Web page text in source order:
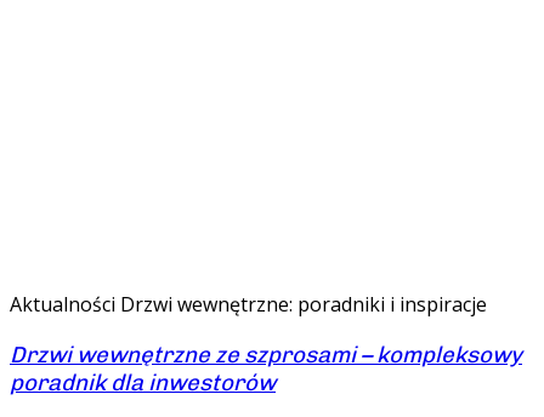
Aktualności Drzwi wewnętrzne: poradniki i inspiracje
Drzwi wewnętrzne ze szprosami – kompleksowy
poradnik dla inwestorów